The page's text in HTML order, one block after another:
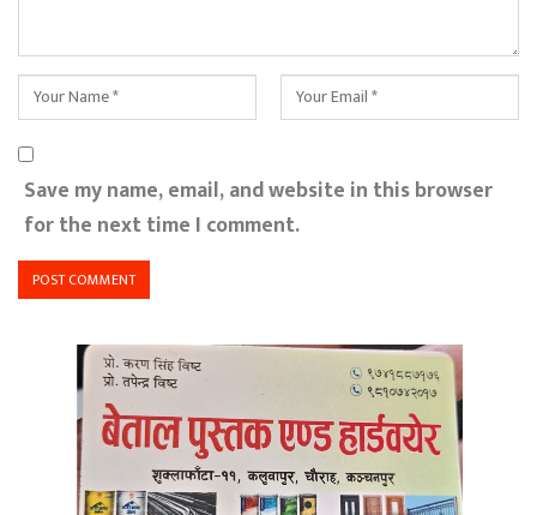
Save my name, email, and website in this browser
for the next time I comment.